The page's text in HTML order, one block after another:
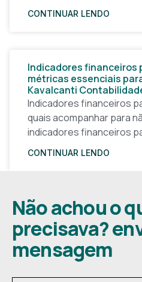
janeiro de 2026, a forma
CONTINUAR LENDO
Indicadores financeiros
métricas essenciais
Kavalcanti
Indicadores financeiros
quais acompanhar para
indicadores financeiros
base de qualquer decisão
CONTINUAR LENDO
Não achou o
precisava?
mensagem